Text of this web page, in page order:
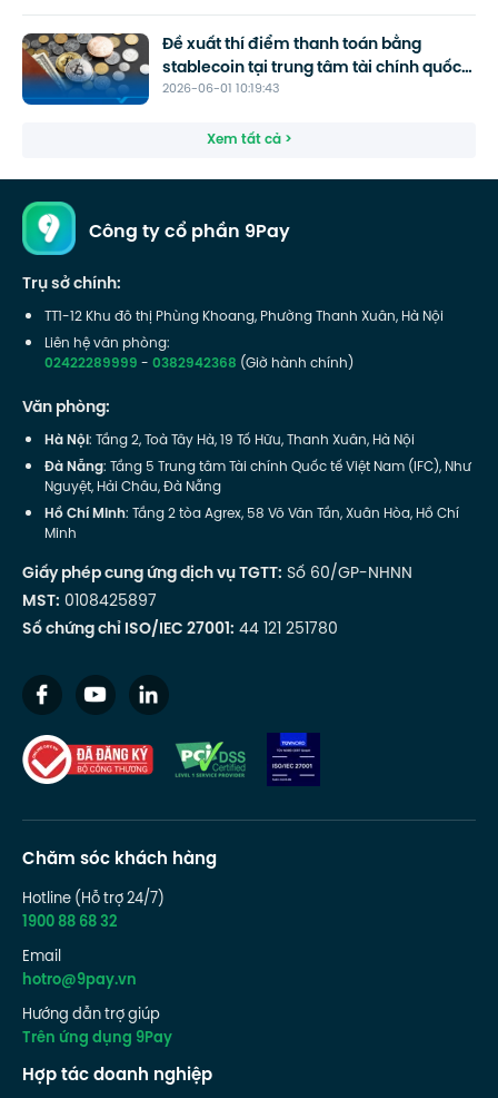
2026-06-01 10:19:43
Đề xuất thí điểm thanh toán bằng
stablecoin tại trung tâm tài chính quốc
tế
Xem tất cả >
Công ty cổ phần 9Pay
Trụ sở chính:
TT1-12 Khu đô thị Phùng Khoang, Phường Thanh Xuân, Hà Nội
Liên hệ văn phòng:
02422289999-0382942368 (Giờ hành chính)
Văn phòng:
Hà Nội: Tầng 2, Toà Tây Hà, 19 Tố Hữu, Thanh Xuân, Hà Nội
Đà Nẵng: Tầng 5 Trung tâm Tài chính Quốc tế Việt Nam (IFC), Như
Nguyệt, Hải Châu, Đà Nẵng
Hồ Chí Minh: Tầng 2 tòa Agrex, 58 Võ Văn Tần, Xuân Hòa, Hồ Chí
Minh
Giấy phép cung ứng dịch vụ TGTT: Số 60/GP-NHNN
MST: 0108425897
Số chứng chỉ ISO/IEC 27001: 44 121 251780
Chăm sóc khách hàng
Hotline (Hỗ trợ 24/7)
1900 88 68 32
Email
hotro@9pay.vn
Hướng dẫn trợ giúp
Trên ứng dụng 9Pay
Hợp tác doanh nghiệp